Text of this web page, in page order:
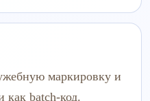
маркировку и
как batch-код.